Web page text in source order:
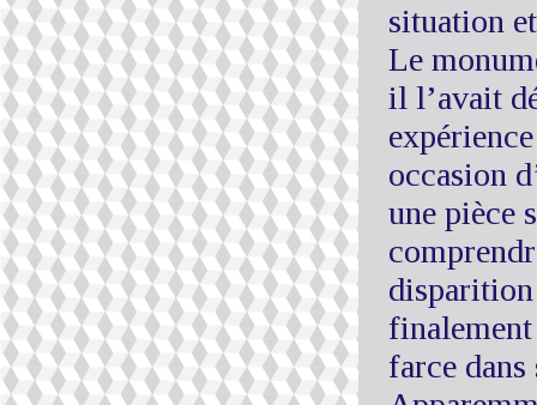
situation
Le
il l’avait
occasion
une pièce
disparition
finalement
farce